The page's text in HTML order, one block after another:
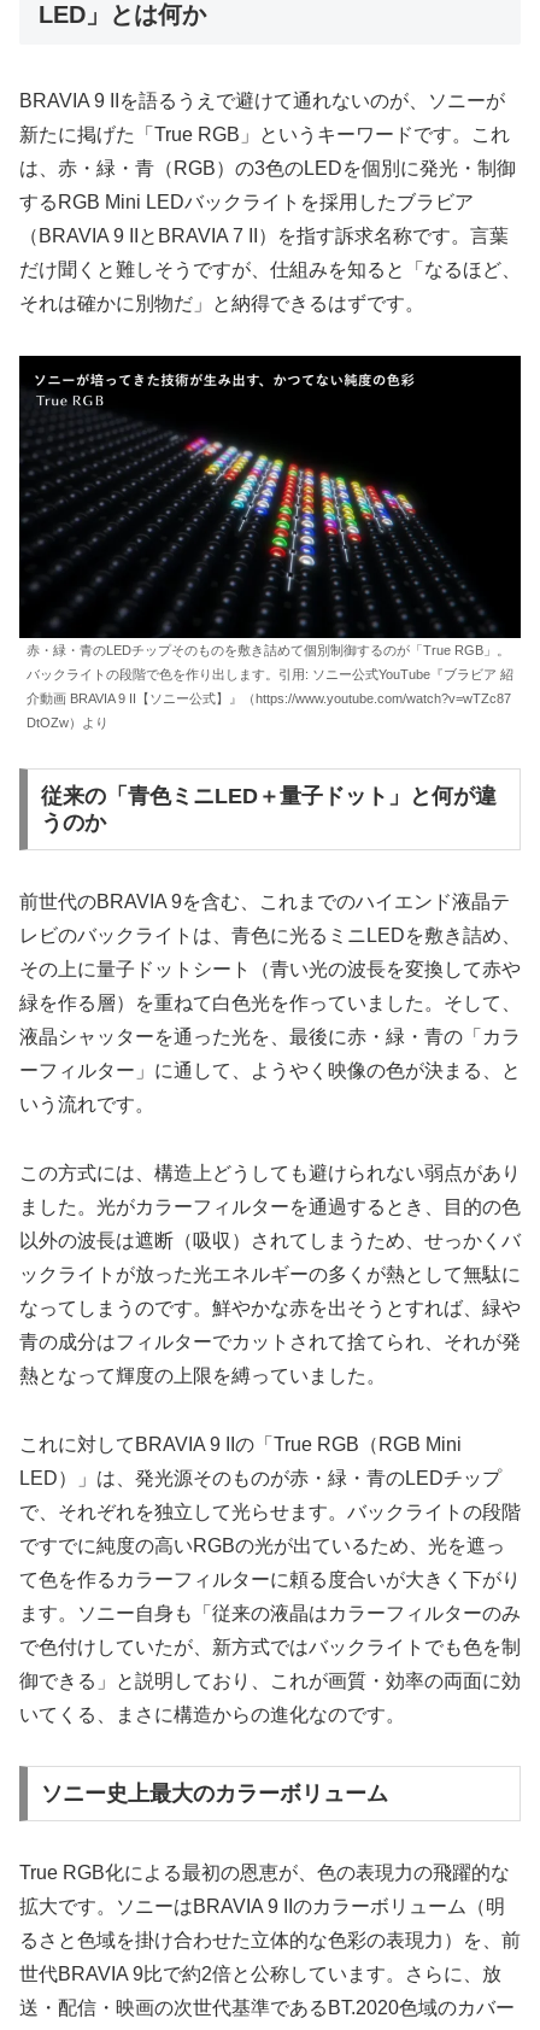
LED」とは何か
BRAVIA 9 IIを語るうえで避けて通れないのが、ソニーが
新たに掲げた「True RGB」というキーワードです。これ
は、赤・緑・青（RGB）の3色のLEDを個別に発光・制御
するRGB Mini LEDバックライトを採用したブラビア
（BRAVIA 9 IIとBRAVIA 7 II）を指す訴求名称です。言葉
だけ聞くと難しそうですが、仕組みを知ると「なるほど、
それは確かに別物だ」と納得できるはずです。
赤・緑・青のLEDチップそのものを敷き詰めて個別制御するのが「True RGB」。
バックライトの段階で色を作り出します。引用: ソニー公式YouTube『ブラビア 紹
介動画 BRAVIA 9 II【ソニー公式】』（https://www.youtube.com/watch?v=wTZc87
DtOZw）より
従来の「青色ミニLED＋量子ドット」と何が違
うのか
前世代のBRAVIA 9を含む、これまでのハイエンド液晶テ
レビのバックライトは、青色に光るミニLEDを敷き詰め、
その上に量子ドットシート（青い光の波長を変換して赤や
緑を作る層）を重ねて白色光を作っていました。そして、
液晶シャッターを通った光を、最後に赤・緑・青の「カラ
ーフィルター」に通して、ようやく映像の色が決まる、と
いう流れです。
この方式には、構造上どうしても避けられない弱点があり
ました。光がカラーフィルターを通過するとき、目的の色
以外の波長は遮断（吸収）されてしまうため、せっかくバ
ックライトが放った光エネルギーの多くが熱として無駄に
なってしまうのです。鮮やかな赤を出そうとすれば、緑や
青の成分はフィルターでカットされて捨てられ、それが発
熱となって輝度の上限を縛っていました。
これに対してBRAVIA 9 IIの「True RGB（RGB Mini
LED）」は、発光源そのものが赤・緑・青のLEDチップ
で、それぞれを独立して光らせます。バックライトの段階
ですでに純度の高いRGBの光が出ているため、光を遮っ
て色を作るカラーフィルターに頼る度合いが大きく下がり
ます。ソニー自身も「従来の液晶はカラーフィルターのみ
で色付けしていたが、新方式ではバックライトでも色を制
御できる」と説明しており、これが画質・効率の両面に効
いてくる、まさに構造からの進化なのです。
ソニー史上最大のカラーボリューム
True RGB化による最初の恩恵が、色の表現力の飛躍的な
拡大です。ソニーはBRAVIA 9 IIのカラーボリューム（明
るさと色域を掛け合わせた立体的な色彩の表現力）を、前
世代BRAVIA 9比で約2倍と公称しています。さらに、放
送・配信・映画の次世代基準であるBT.2020色域のカバー